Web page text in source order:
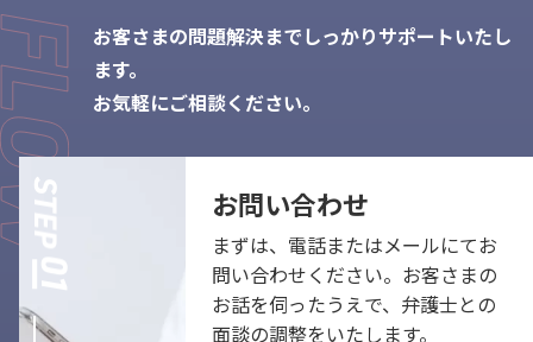
お客さまの問題解決までしっかりサポートいたし
ます。
お気軽にご相談ください。
お問い合わせ
まずは、電話またはメールにてお
問い合わせください。お客さまの
お話を伺ったうえで、弁護士との
面談の調整をいたします。